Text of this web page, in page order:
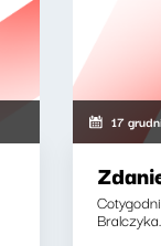
17
Bralczyka.